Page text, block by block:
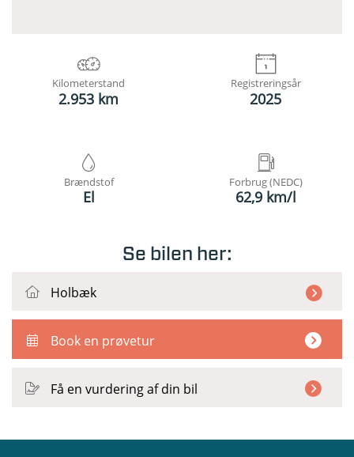
Kilometerstand
2.953 km
Registreringsår
2025
Brændstof
El
Forbrug (NEDC)
62,9 km/l
Se bilen her:
Holbæk
Book en prøvetur
Få en vurdering af din bil